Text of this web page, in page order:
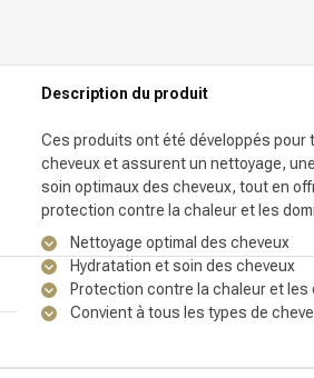
Description du produit
Ces produits ont été développés pour
cheveux et assurent un nettoyage,
soin optimaux des cheveux, tout en
protection contre la chaleur et les
Nettoyage optimal des cheveux
Hydratation et soin des cheveux
Protection contre la chaleur et les
Convient à tous les types de